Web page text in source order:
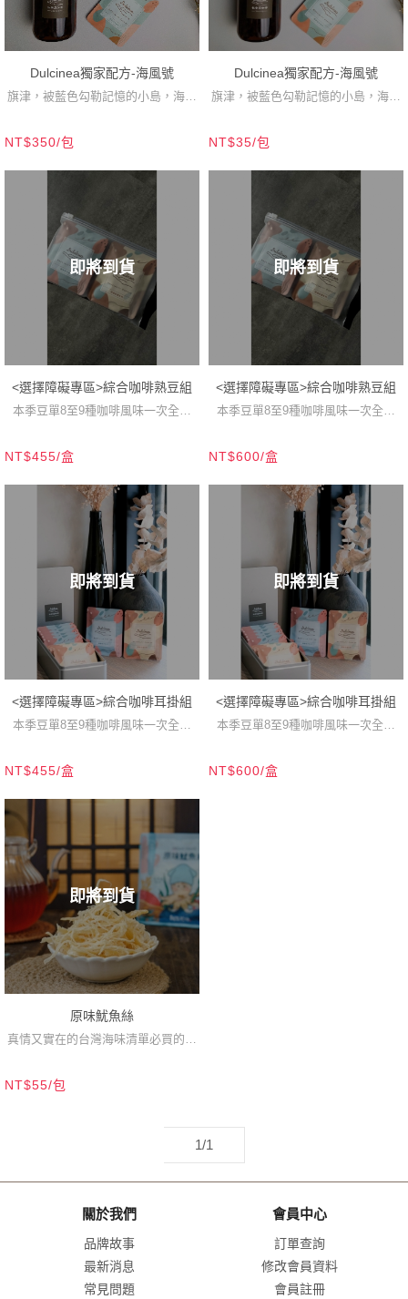
Dulcinea獨家配方-海風號
旗津，被藍色勾勒記憶的小島，海風
常，一來一往的浪潮拼湊了生活。你
說，每個城市有她專屬的味道，我
律，那樣的味道吧！
NT$350/包
Dulcinea獨家配方-海風號
旗津，被藍色勾勒記憶的小島，海風
常，一來一往的浪潮拼湊了生活。你
說，每個城市有她專屬的味道，我
律，那樣的味道吧！
NT$35/包
即將到貨
<選擇障礙專區>綜合咖啡熟豆組
本季豆單8至9種咖啡風味一次全喝
NT$455/盒
即將到貨
<選擇障礙專區>綜合咖啡熟豆組
本季豆單8至9種咖啡風味一次全喝
NT$600/盒
即將到貨
<選擇障礙專區>綜合咖啡耳掛組
本季豆單8至9種咖啡風味一次全喝
NT$455/盒
即將到貨
<選擇障礙專區>綜合咖啡耳掛組
本季豆單8至9種咖啡風味一次全喝
NT$600/盒
即將到貨
原味魷魚絲
真情又實在的台灣海味清單必買的那
NT$55/包
1/1
關於我們
品牌故事
最新消息
常見問題
會員中心
訂單查詢
修改會員資料
會員註冊